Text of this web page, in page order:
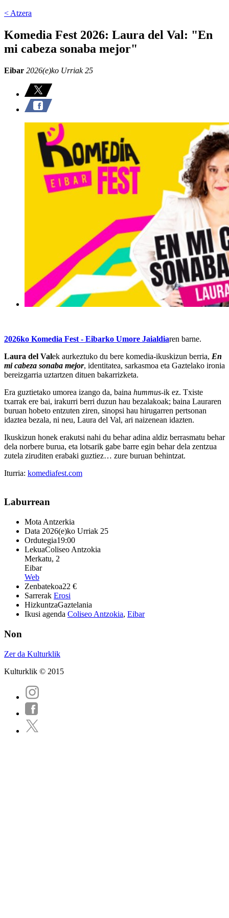
< Atzera
Komedia Fest 2026: Laura del Val: "En
mi cabeza sonaba mejor"
Eibar 2026(e)ko Urriak 25
2026ko Komedia Fest - Eibarko Umore Jaialdiaren barne.
Laura del Valek aurkeztuko du bere komedia-ikuskizun berria, En
mi cabeza sonaba mejor, identitatea, sarkasmoa eta Gaztelako ironia
bereizgarria uztartzen dituen bakarrizketa.
Era guztietako umorea izango da, baina hummus-ik ez. Txiste
txarrak ere bai, irakurri berri duzun hau bezalakoak; baina Lauraren
buruan hobeto entzuten ziren, sinopsi hau hirugarren pertsonan
idaztea bezala, ni neu, Laura del Val, ari naizenean idazten.
Ikuskizun honek erakutsi nahi du behar adina aldiz berrasmatu behar
dela norbere burua, eta lotsarik gabe barre egin behar dela zentzua
zutela ziruditen erabaki guztiez… zure buruan behintzat.
Iturria: komediafest.com
Laburrean
Mota Antzerkia
Data 2026(e)ko Urriak 25
Ordutegia19:00
LekuaColiseo Antzokia
Merkatu, 2
Eibar
Web
Zenbatekoa22 €
Sarrerak Erosi
HizkuntzaGaztelania
Ikusi agenda Coliseo Antzokia, Eibar
Non
Zer da Kulturklik
Kulturklik © 2015